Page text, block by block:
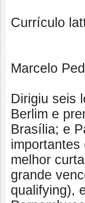
Currículo
Marcelo
Dirigiu seis
Berlim e
Brasília; e
melhor
grande
qualifying),